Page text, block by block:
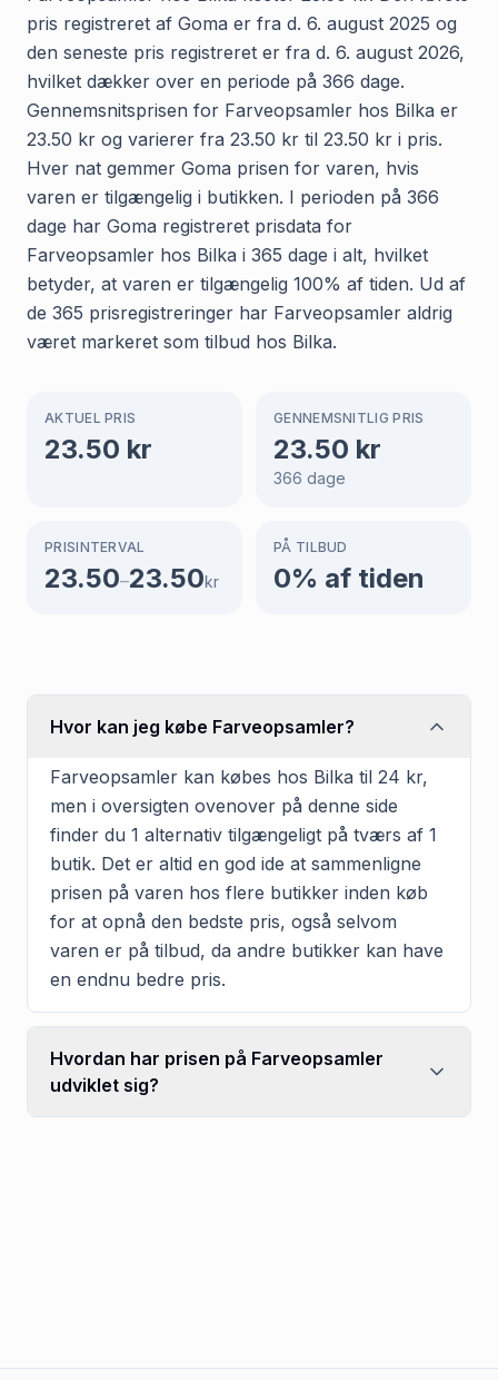
pris registreret af Goma er fra d. 6. august 2025 og
den seneste pris registreret er fra d. 6. august 2026,
hvilket dækker over en periode på 366 dage.
Gennemsnitsprisen for Farveopsamler hos Bilka er
23.50 kr og varierer fra 23.50 kr til 23.50 kr i pris.
Hver nat gemmer Goma prisen for varen, hvis
varen er tilgængelig i butikken. I perioden på 366
dage har Goma registreret prisdata for
Farveopsamler hos Bilka i 365 dage i alt, hvilket
betyder, at varen er tilgængelig 100% af tiden. Ud af
de 365 prisregistreringer har Farveopsamler aldrig
været markeret som tilbud hos Bilka.
AKTUEL PRIS
23.50 kr
GENNEMSNITLIG PRIS
23.50 kr
366 dage
PRISINTERVAL
23.50–23.50kr
PÅ TILBUD
0% af tiden
Hvor kan jeg købe Farveopsamler?
Farveopsamler kan købes hos Bilka til 24 kr,
men i oversigten ovenover på denne side
finder du 1 alternativ tilgængeligt på tværs af 1
butik. Det er altid en god ide at sammenligne
prisen på varen hos flere butikker inden køb
for at opnå den bedste pris, også selvom
varen er på tilbud, da andre butikker kan have
en endnu bedre pris.
Hvordan har prisen på Farveopsamler
udviklet sig?